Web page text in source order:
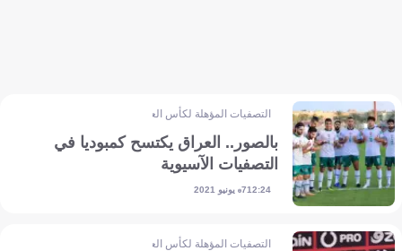
التصفيات المؤهلة لكأس العالم - آسيا
بالصور.. العراق يكتسح كمبوديا في
التصفيات الآسيوية
12:247 يونيو 2021
التصفيات المؤهلة لكأس العالم - آسيا